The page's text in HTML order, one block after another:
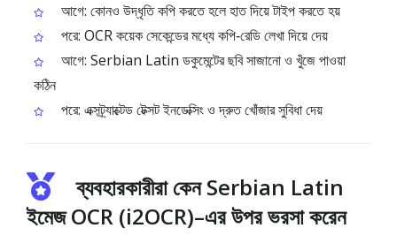
আগে: কোনও উদ্ধৃতি কপি করতে হলে হাত দিয়ে টাইপ করতে হয়
পরে: OCR কয়েক সেকেন্ডের মধ্যে কপি‑রেডি লেখা দিয়ে দেয়
আগে: Serbian Latin ডকুমেন্টের ছবি সাজানো ও খুঁজে পাওয়া
কঠিন
পরে: এক্সট্র্যাক্টেড টেক্সট ইনডেক্সিং ও দ্রুত খোঁজার সুবিধা দেয়
ব্যবহারকারীরা কেন Serbian Latin
ইমেজ OCR (i2OCR)–এর উপর ভরসা করেন